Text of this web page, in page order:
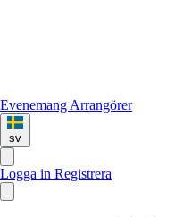
Evenemang Arrangörer
sv
Logga in Registrera